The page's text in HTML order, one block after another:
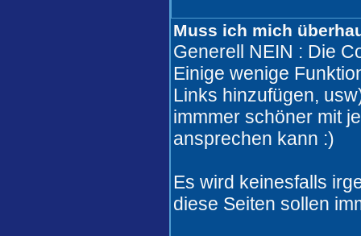
Muss ich mich
Generell NEIN : Die
Einige wenige
Links hinzufügen,
immmer schöner mit
ansprechen kann :)
Es wird keinesfalls
diese Seiten sollen